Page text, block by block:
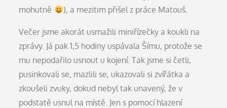
mohutně
), a mezitim přišel z práce Matouš.
Večer jsme akorát usmažili miniřízečky a koukli na
zprávy. Já pak 1,5 hodiny uspávala Šímu, protože se
mu nepodařilo usnout u kojení. Tak jsme si četli,
pusinkovali se, mazlili se, ukazovali si zvířátka a
zkoušeli zvuky, dokud nebyl tak unavený, že v
podstatě usnul na místě. Jen s pomocí hlazení